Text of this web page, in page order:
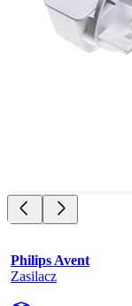
Philips Avent
Zasilacz